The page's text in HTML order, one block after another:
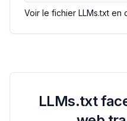
Voir le fichier LLMs.txt en
LLMs.txt